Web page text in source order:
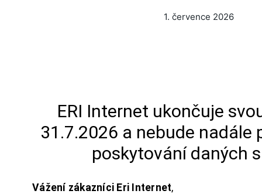
1. července 2026
ERI Internet ukončuje
31.7.2026 a nebude nadále
poskytování daných
Vážení zákazníci Eri Internet,